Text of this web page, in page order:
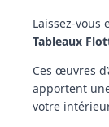
Laissez-vous
Tableaux
Ces œuvres
apportent
votre